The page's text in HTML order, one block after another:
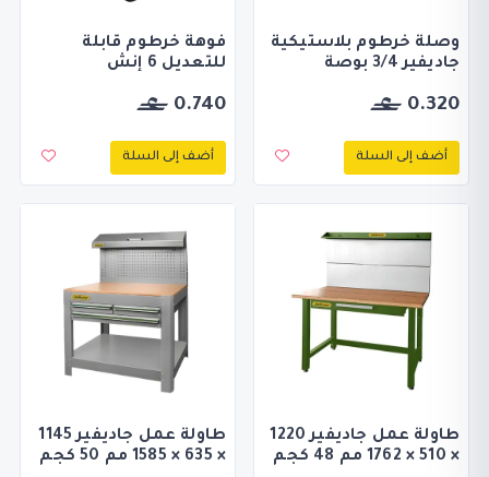
وصلة خرطوم بلاستيكية
جاديفير 3/4 بوصة
0.320
أضف إلى السلة
فوهة خرطوم قابلة
للتعديل 6 إنش
0.740
أضف إلى السلة
طاولة عمل جاديفير 1220
× 510 × 1762 مم 48 كجم
طاولة عمل جاديفير 1145
× 635 × 1585 مم 50 كجم